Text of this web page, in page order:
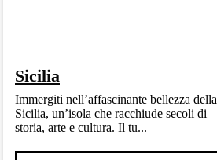
Sicilia
Immergiti nell’affascinante bellezza della
Sicilia, un’isola che racchiude secoli di
storia, arte e cultura. Il tu...